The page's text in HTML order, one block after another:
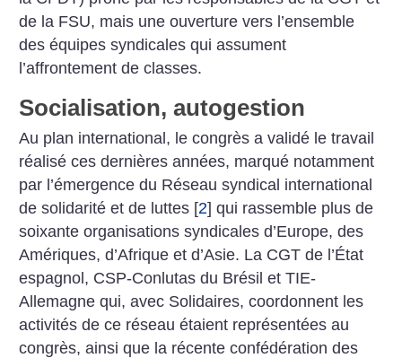
de la FSU, mais une ouverture vers l’ensemble
des équipes syndicales qui assument
l’affrontement de classes.
Socialisation, autogestion
Au plan international, le congrès a validé le travail
réalisé ces dernières années, marqué notamment
par l’émergence du Réseau syndical international
de solidarité et de luttes [2] qui rassemble plus de
soixante organisations syndicales d’Europe, des
Amériques, ­d’Afrique et d’Asie. La CGT de l’État
espagnol, CSP-Conlutas du Brésil et TIE-
Allemagne qui, avec Solidaires, coordonnent les
activités de ce réseau étaient représentées au
congrès, ainsi que la récente confédération des